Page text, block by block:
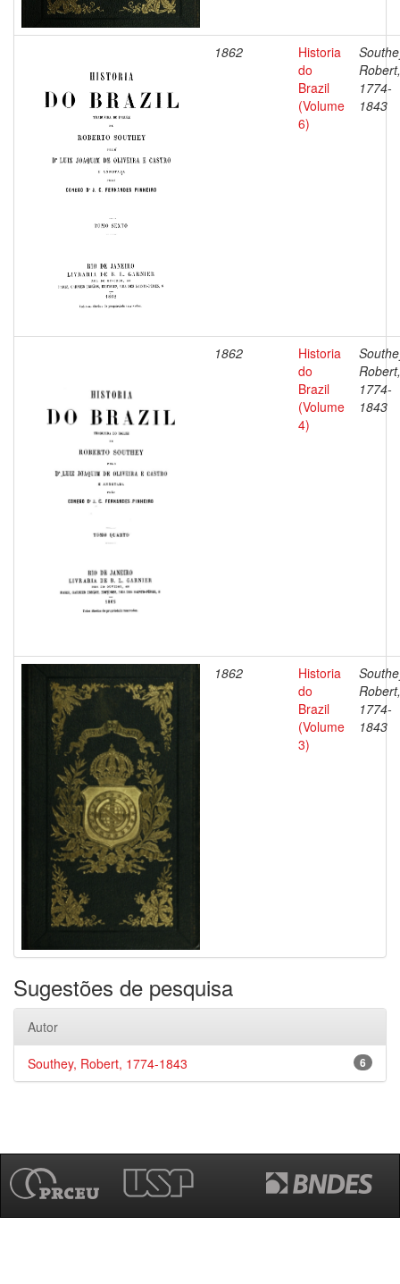
1862
Historia
do
Brazil
(Volume
6)
Robert,
1774-
1843
1862
Historia
do
Brazil
(Volume
4)
Robert,
1774-
1843
1862
Historia
do
Brazil
(Volume
3)
Robert,
1774-
1843
Sugestões de pesquisa
Autor
6
Southey, Robert, 1774-1843